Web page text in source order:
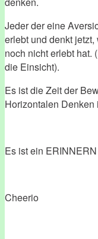
Jeder der eine
erlebt und denkt
noch nicht erlebt hat.
die Einsicht).
Es ist die Zeit der
Horizontalen Denken
Es ist ein ERINNERN
Cheerio